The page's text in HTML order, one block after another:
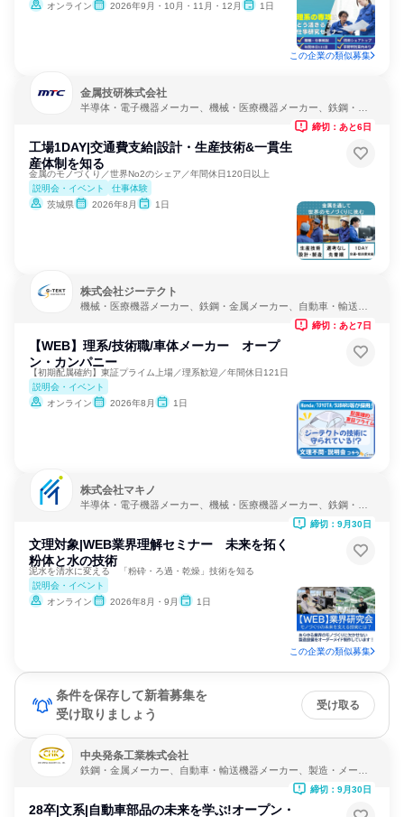
オンライン
2026年9月・10月・11月・12月 1日
この企業の類似募集
金属技研株式会社
半導体・電子機器メーカー、機械・医療機器メーカー、鉄鋼・金
工場1DAY|交通費支給|設計・生産技術&一貫生
産体制を知る
金属のモノづくり／世界No2のシェア／年間休日120日以上
説明会・イベント
仕事体験
茨城県
2026年8月 1日
締切：あと6日
株式会社ジーテクト
機械・医療機器メーカー、鉄鋼・金属メーカー、自動車・輸送機
【WEB】理系/技術職/車体メーカー オープ
ン・カンパニー
【初期配属確約】東証プライム上場／理系歓迎／年間休日121日
説明会・イベント
オンライン
2026年8月 1日
締切：あと7日
株式会社マキノ
半導体・電子機器メーカー、機械・医療機器メーカー、鉄鋼・金
文理対象|WEB業界理解セミナー 未来を拓く
粉体と水の技術
泥水を清水に変える 「粉砕・ろ過・乾燥」技術を知る
説明会・イベント
オンライン
2026年8月・9月 1日
締切：9月30日
この企業の類似募集
条件を保存して新着募集を
受け取りましょう
受け取る
中央発条工業株式会社
鉄鋼・金属メーカー、自動車・輸送機器メーカー、製造・メーカ
28卒|文系|自動車部品の未来を学ぶ!オープン・
締切：9月30日